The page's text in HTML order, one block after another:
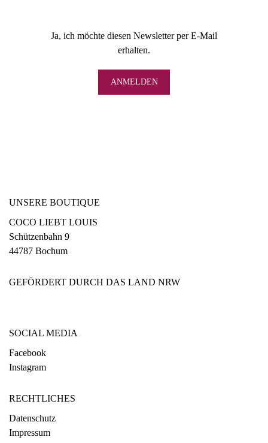
Ja, ich möchte diesen Newsletter per E-Mail
erhalten.
UNSERE BOUTIQUE
COCO LIEBT LOUIS
Schützenbahn 9
44787 Bochum
GEFÖRDERT DURCH DAS LAND NRW
SOCIAL MEDIA
Facebook
Instagram
RECHTLICHES
Datenschutz
Impressum